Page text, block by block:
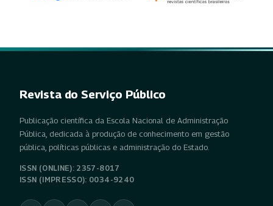
Revista do Serviço Público
Publicação científica da Escola Nacional de Administração
Pública, dedicada à produção de conhecimento em gestão
pública, políticas públicas e administração do Estado.
ISSN (ONLINE): 2357-8017
ISSN (IMPRESSO): 0034-9240